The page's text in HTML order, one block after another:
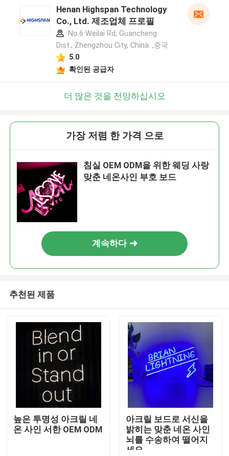
Henan Highspan Technology
Co., Ltd. 제조업체 프로필
No.6 Weilai Rd, Guancheng
Dist., Zhengzhou City, China. ,중국
5.0
확인된 공급자
더 많은 것을 전망하십시오
가장 저렴 한 가격 으로
침실 OEM ODM을 위한 웨딩 사랑
맞춘 네온사인 부호 보드
계속하다
추천된 제품
높은 투명성 아크릴 네
온 사인 서한 OEM ODM
아크릴 보드로 서신을
밝히는 맞춘 네온 사인
뇌를 수송하여 떨어지
세요